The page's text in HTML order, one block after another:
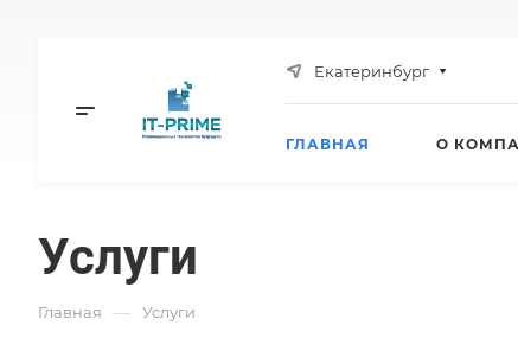
Екатеринбург
ГЛАВНАЯ О
Услуги
Главная — Услуги